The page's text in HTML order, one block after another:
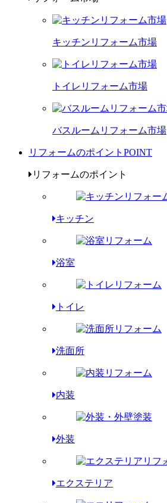
キッチンリフォーム市場
トイレリフォーム市場
バスルームリフォーム市場
リフォームのポイント POINT
リフォームのポイント
キッチン
浴室
トイレ
洗面所
内装
外装
エクステリア